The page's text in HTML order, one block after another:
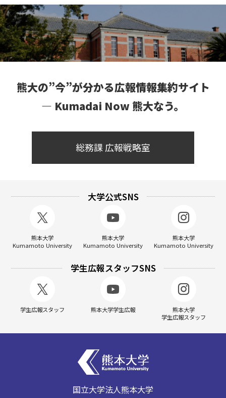
熊大の”今”が分かる広報情報集約サイト
― Kumadai Now 熊大なう。
総務課 広報戦略室
大学公式SNS
熊本大学
Kumamoto University
熊本大学
Kumamoto University
熊本大学
Kumamoto University
学生広報スタッフSNS
学生広報スタッフ 熊本大学学生広報
熊本大学
学生広報スタッフ
国立大学法人熊本大学